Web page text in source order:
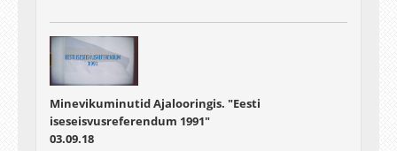
Minevikuminutid Ajalooringis. "Eesti
iseseisvusreferendum 1991"
03.09.18